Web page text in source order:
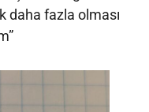
daha fazla olması